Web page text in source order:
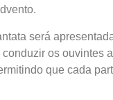
será
os ouvintes
que cada